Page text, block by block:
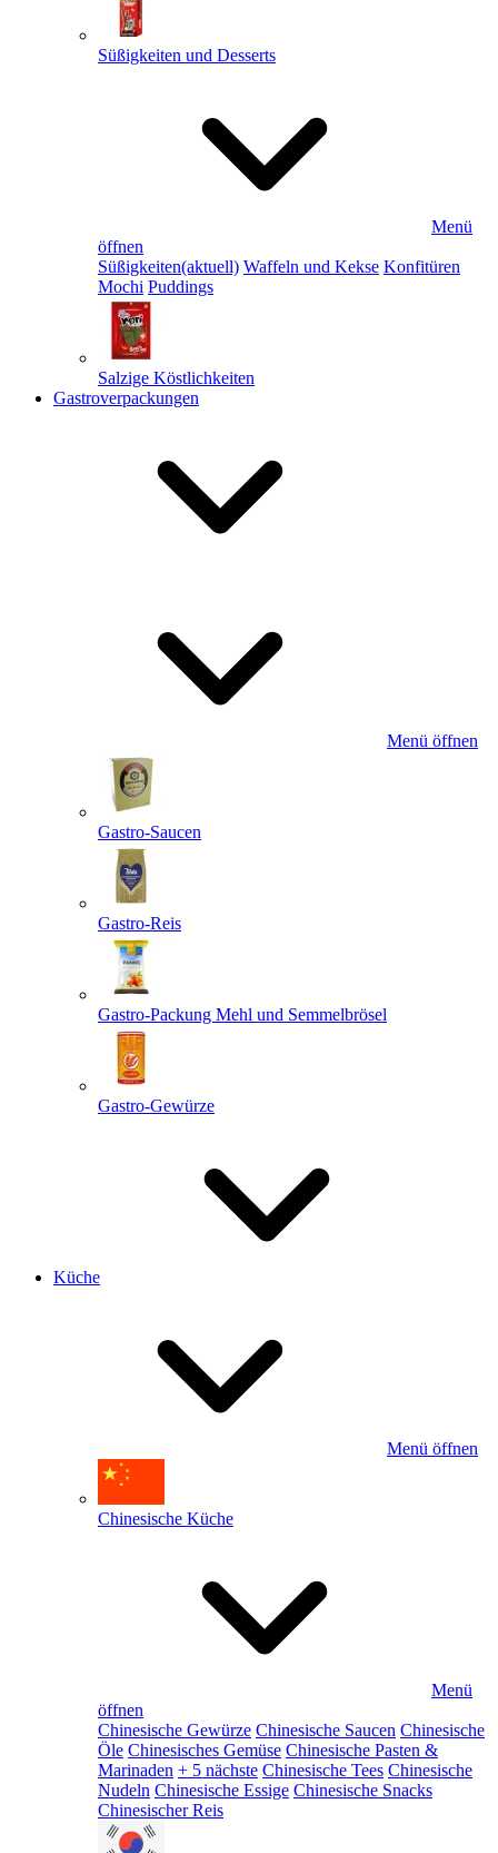
Süßigkeiten und Desserts
Menü
öffnen
Süßigkeiten(aktuell) Waffeln und Kekse Konfitüren
Mochi Puddings
Salzige Köstlichkeiten
Gastroverpackungen
Menü öffnen
Gastro-Saucen
Gastro-Reis
Gastro-Packung Mehl und Semmelbrösel
Gastro-Gewürze
Küche
Menü öffnen
Chinesische Küche
Menü
öffnen
Chinesische Gewürze Chinesische Saucen Chinesische
Öle Chinesisches Gemüse Chinesische Pasten &
Marinaden + 5 nächste Chinesische Tees Chinesische
Nudeln Chinesische Essige Chinesische Snacks
Chinesischer Reis